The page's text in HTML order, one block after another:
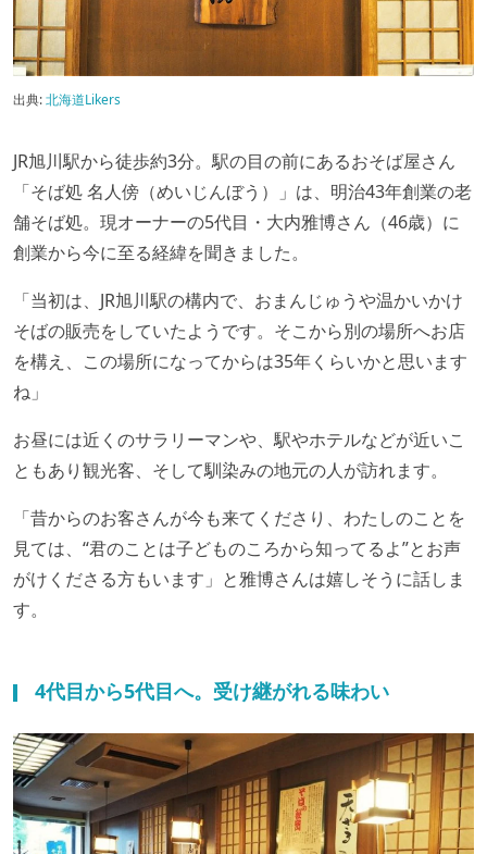
出典:北海道Likers
JR旭川駅から徒歩約3分。駅の目の前にあるおそば屋さん
「そば処 名人傍（めいじんぼう）」は、明治43年創業の老
舗そば処。現オーナーの5代目・大内雅博さん（46歳）に
創業から今に至る経緯を聞きました。
「当初は、JR旭川駅の構内で、おまんじゅうや温かいかけ
そばの販売をしていたようです。そこから別の場所へお店
を構え、この場所になってからは35年くらいかと思います
ね」
お昼には近くのサラリーマンや、駅やホテルなどが近いこ
ともあり観光客、そして馴染みの地元の人が訪れます。
「昔からのお客さんが今も来てくださり、わたしのことを
見ては、“君のことは子どものころから知ってるよ”とお声
がけくださる方もいます」と雅博さんは嬉しそうに話しま
す。
4代目から5代目へ。受け継がれる味わい